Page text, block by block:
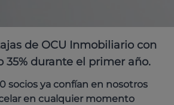
de OCU Inmobiliario con
35% durante el primer año.
socios ya confían en nosotros
en cualquier momento